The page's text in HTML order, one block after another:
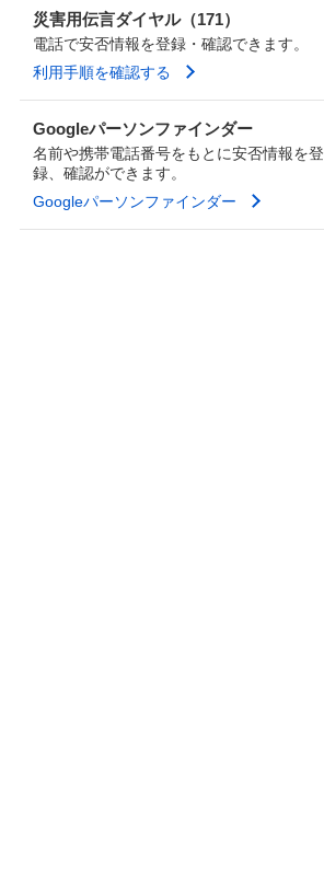
災害用伝言ダイヤル（171）
電話で安否情報を登録・確認できます。
利用手順を確認する
Googleパーソンファインダー
名前や携帯電話番号をもとに安否情報を登
録、確認ができます。
Googleパーソンファインダー